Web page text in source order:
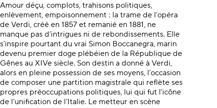
Amour déçu, complots, trahisons politiques,
enlèvement, empoisonnement : la trame de l’opéra
de Verdi, créé en 1857 et remanié en 1881, ne
manque pas d’intrigues ni de rebondissements. Elle
s’inspire pourtant du vrai Simon Boccanegra, marin
devenu premier doge plébéien de la République de
Gênes au XIVe siècle. Son destin a donné à Verdi,
alors en pleine possession de ses moyens, l’occasion
de composer une partition magistrale qui reflète ses
propres préoccupations politiques, lui qui fut l’icône
de l’unification de l’Italie. Le metteur en scène